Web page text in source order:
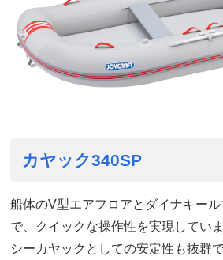
カヤック340SP
船体のV型エアフロアとダイナキー
で、クイックな操作性を実現していま
シーカヤックとしての安定性も抜群で